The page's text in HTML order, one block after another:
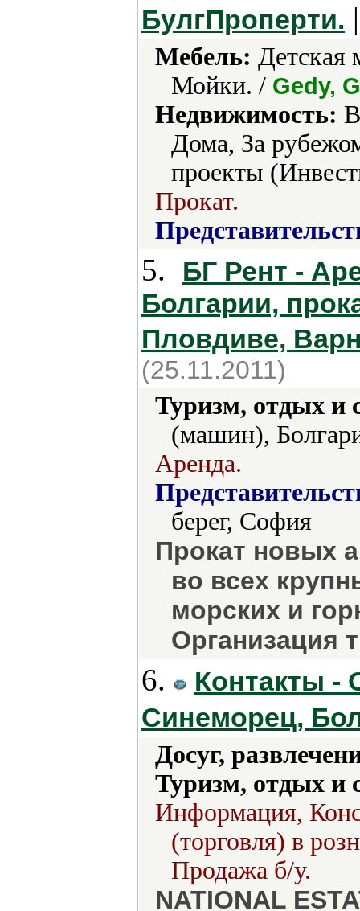
БулгПроперти.
Мебель: Детская
Мойки. / Gedy,
Недвижимость:
Дома, За
проекты
Прокат.
5.
БГ Рент -
Болгарии,
Пловдиве,
(25.11.2011)
Туризм, отдых и
(машин),
Аренда.
берег, София
Прокат новых
во всех
морских и
Организация
6.
Контакты -
Синеморец,
Досуг,
Туризм, отдых и
Информация,
(торговля) в
Продажа б/у.
NATIONAL